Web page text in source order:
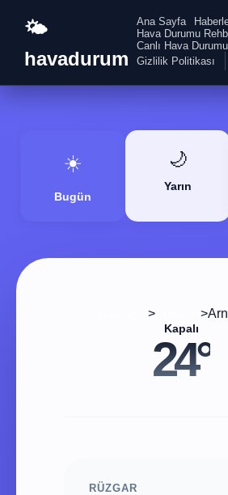
🌤️
havadurum
Ana Sayfa
Hava Durumu
Canlı Hava Durumu
Gizlilik Politikası
☀️
Bugün
🌙
Yarın
> >
Kapalı
24°
RÜZGAR